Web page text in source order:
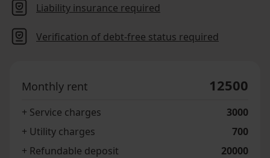
Liability insurance required
Verification of debt-free status required
Monthly rent 12500
+ Service charges
3000
+ Utility charges
700
+ Refundable deposit
20000